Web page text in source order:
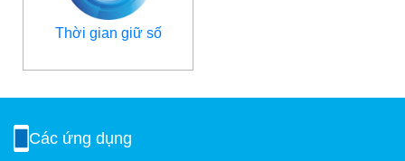
Thời gian giữ số
Các ứng dụng